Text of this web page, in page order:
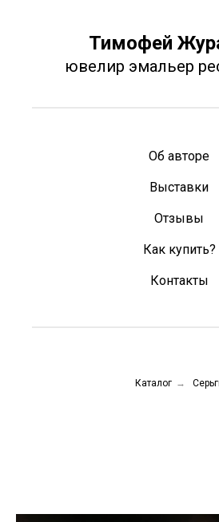
Тимофей
ювелир эмальер
Об авторе
Выставки
Отзывы
Как купить?
Контакты
Каталог →